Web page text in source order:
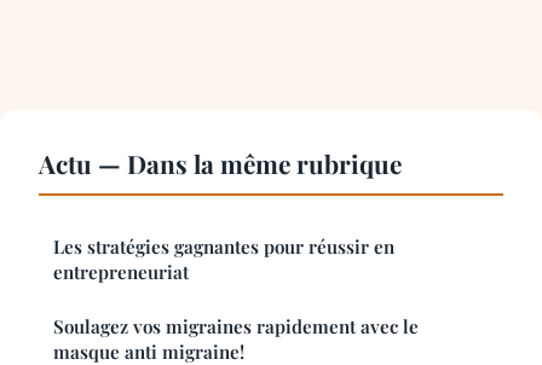
Actu — Dans la même rubrique
Les stratégies gagnantes pour réussir en
entrepreneuriat
Soulagez vos migraines rapidement avec le
masque anti migraine!